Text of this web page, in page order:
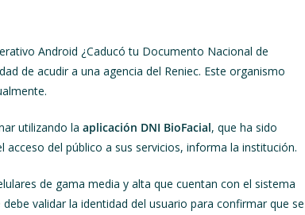
Android ¿Caducó tu Documento Nacional de
de acudir a una agencia del Reniec. Este organismo
utilizando la aplicación DNI BioFacial, que ha sido
del público a sus servicios, informa la institución.
de gama media y alta que cuentan con el sistema
validar la identidad del usuario para confirmar que se